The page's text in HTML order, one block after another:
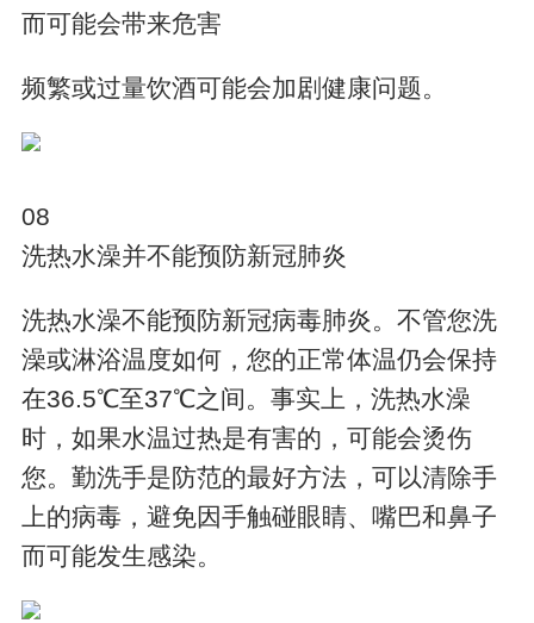
而可能会带来危害
频繁或过量饮酒可能会加剧健康问题。
08
洗热水澡并不能预防新冠肺炎
洗热水澡不能预防新冠病毒肺炎。不管您洗
澡或淋浴温度如何，您的正常体温仍会保持
在36.5℃至37℃之间。事实上，洗热水澡
时，如果水温过热是有害的，可能会烫伤
您。勤洗手是防范的最好方法，可以清除手
上的病毒，避免因手触碰眼睛、嘴巴和鼻子
而可能发生感染。